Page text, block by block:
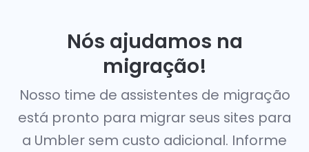
Nós ajudamos na
migração!
Nosso time de assistentes de migração
está pronto para migrar seus sites para
a Umbler sem custo adicional. Informe